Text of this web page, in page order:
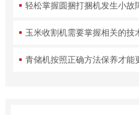
轻松掌握圆捆打捆机发生小故
玉米收割机需要掌握相关的技
青储机按照正确方法保养才能